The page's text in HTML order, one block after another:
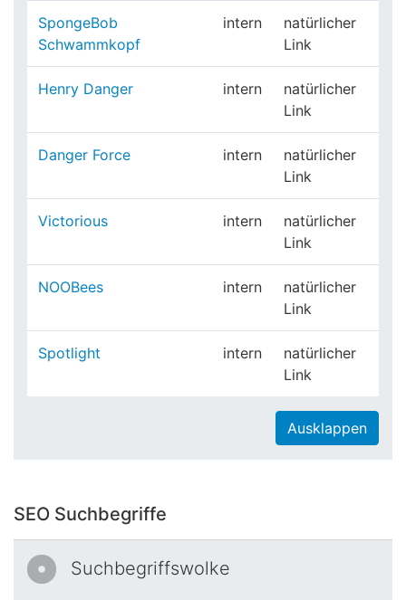
SpongeBob
Schwammkopf
intern
natürlicher
Link
Henry Danger intern
natürlicher
Link
Danger Force intern
natürlicher
Link
Victorious intern
natürlicher
Link
NOOBees intern
natürlicher
Link
Spotlight intern
natürlicher
Link
Ausklappen
SEO Suchbegriffe
Suchbegriffswolke